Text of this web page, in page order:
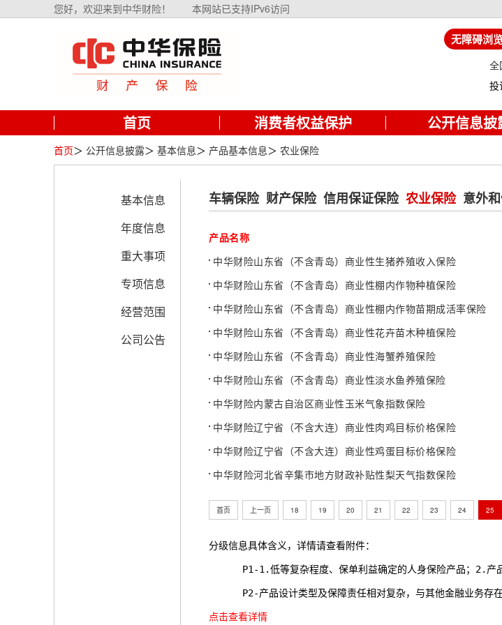
您好，欢迎来到中华财险！ 本网站已支持IPv6访问
无障碍浏
全
投
首页 消费者权益保护 公开信息披
首页＞ 公开信息披露＞ 基本信息＞ 产品基本信息＞ 农业保险
基本信息
年度信息
重大事项
专项信息
经营范围
公司公告
车辆保险 财产保险 信用保证保险 农业保险 意外
产品名称
中华财险山东省（不含青岛）商业性生猪养殖收入保险
中华财险山东省（不含青岛）商业性棚内作物种植保险
中华财险山东省（不含青岛）商业性棚内作物苗期成活率保险
中华财险山东省（不含青岛）商业性花卉苗木种植保险
中华财险山东省（不含青岛）商业性海蟹养殖保险
中华财险山东省（不含青岛）商业性淡水鱼养殖保险
中华财险内蒙古自治区商业性玉米气象指数保险
中华财险辽宁省（不含大连）商业性肉鸡目标价格保险
中华财险辽宁省（不含大连）商业性鸡蛋目标价格保险
中华财险河北省辛集市地方财政补贴性梨天气指数保险
首页 上一页 18 19 20 21 22 23 24 25
分级信息具体含义，详情请查看附件：
P1-1.低等复杂程度、保单利益确定的人身保险产品；2.产
P2-产品设计类型及保障责任相对复杂，与其他金融业务存
点击查看详情